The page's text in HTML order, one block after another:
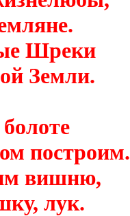
Шреки
Земли.
построим.
вишню,
лук.